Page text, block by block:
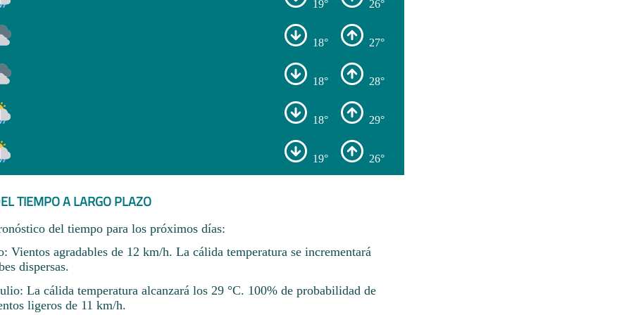
19° 26°
18° 27°
18° 28°
18° 29°
19° 26°
TIEMPO A LARGO PLAZO
del tiempo para los próximos días:
Vientos agradables de 12 km/h. La cálida temperatura se incrementará
dispersas.
La cálida temperatura alcanzará los 29 °C. 100% de probabilidad de
ligeros de 11 km/h.